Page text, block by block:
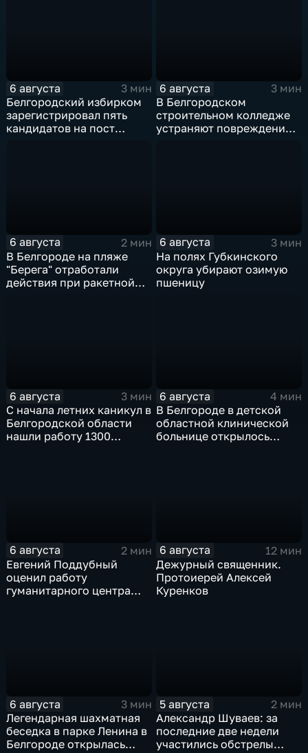
6 августа
3 мин
Белгородский избирком
зарегистрировал пять
кандидатов на пост
6 августа
3 мин
В Белгородском
строительном колледже
устраняют повреждения
6 августа
2 мин
В Белгороде на пляже
"Берега" отработали
действия при ракетной
6 августа
3 мин
На полях Губкинского
округа убирают озимую
пшеницу
6 августа
3 мин
С начала летних каникул в
Белгородской области
нашли работу 1300
6 августа
4 мин
В Белгороде в детской
областной клинической
больнице открылось
6 августа
2 мин
Евгений Поддубный
оценил работу
гуманитарного центра
6 августа
12 мин
Дежурный священник.
Протоиерей Алексей
Куренков
6 августа
3 мин
Легендарная шахматная
беседка в парке Ленина в
Белгороде открылась
5 августа
2 мин
Александр Шуваев: за
последние две недели
участились обстрелы